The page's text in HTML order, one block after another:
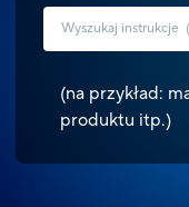
(na przykład:
produktu itp.)